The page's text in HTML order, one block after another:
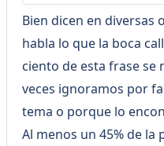
parte de La Consulta
Examedi, donde
claridad y consejos
confiables para mejorar
de cientos de personas.
Escríbenos
conversemos! ¿Qué es
microbiota intestinal?
Bien dicen en diversas
habla lo que la boca
ciento de esta frase se
veces ignoramos por
tema o porque lo
Al menos un 45% de